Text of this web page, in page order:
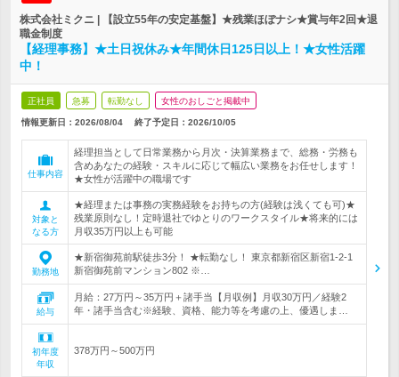
株式会社ミクニ | 【設立55年の安定基盤】★残業ほぼナシ★賞与年2回★退
職金制度
【経理事務】★土日祝休み★年間休日125日以上！★女性活躍
中！
正社員 急募 転勤なし 女性のおしごと掲載中
情報更新日：2026/08/04 終了予定日： 2026/10/05
仕事内容
経理担当として日常業務から月次・決算業務まで、総務・労務も
含めあなたの経験・スキルに応じて幅広い業務をお任せします！
★女性が活躍中の職場です
対象と
なる方
★経理または事務の実務経験をお持ちの方(経験は浅くても可)★
残業原則なし！定時退社でゆとりのワークスタイル★将来的には
月収35万円以上も可能
勤務地
★新宿御苑前駅徒歩3分！ ★転勤なし！ 東京都新宿区新宿1-2-1
新宿御苑前マンション802 ※…
給与
月給：27万円～35万円＋諸手当【月収例】月収30万円／経験2
年・諸手当含む※経験、資格、能力等を考慮の上、優遇しま…
初年度
年収
378万円～500万円